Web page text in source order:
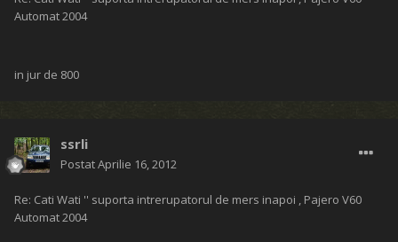
Automat 2004
in jur de 800
ssrli
PostatAprilie 16, 2012
Re: Cati Wati '' suporta intrerupatorul de mers inapoi , Pajero V60
Automat 2004